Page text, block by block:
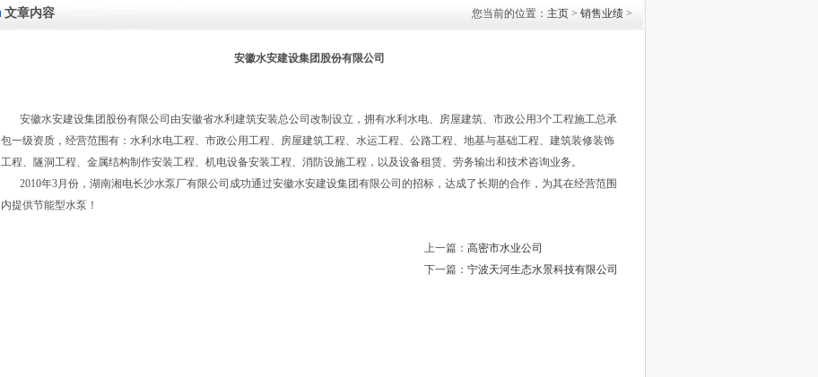
您当前的位置： 主页 > 销售业绩 >
文章内容
安徽水安建设集团股份有限公司
安徽水安建设集团股份有限公司由安徽省水利建筑安装总公司改制设立，拥有水利水电、房屋建筑、市政公用3个工程施工总承
包一级资质，经营范围有：水利水电工程、市政公用工程、房屋建筑工程、水运工程、公路工程、地基与基础工程、建筑装修装饰
工程、隧洞工程、金属结构制作安装工程、机电设备安装工程、消防设施工程，以及设备租赁、劳务输出和技术咨询业务。
2010年3月份，湖南湘电长沙水泵厂有限公司成功通过安徽水安建设集团有限公司的招标，达成了长期的合作，为其在经营范围
内提供节能型水泵！
上一篇： 高密市水业公司
下一篇： 宁波天河生态水景科技有限公司